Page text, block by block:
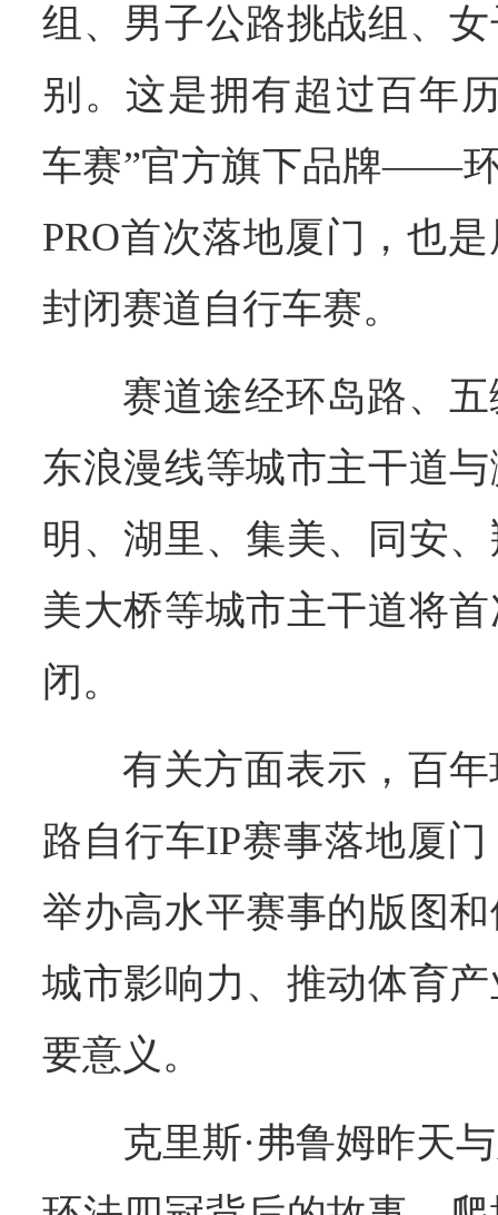
组、男子公路挑战组、
别。这是拥有超过百年
车赛”官方旗下品牌——
PRO首次落地厦门，也
封闭赛道自行车赛。
赛道途经环岛路、
东浪漫线等城市主干道
明、湖里、集美、同安
美大桥等城市主干道将
闭。
有关方面表示，百
路自行车IP赛事落地厦
举办高水平赛事的版图
城市影响力、推动体育
要意义。
克里斯·弗鲁姆昨天